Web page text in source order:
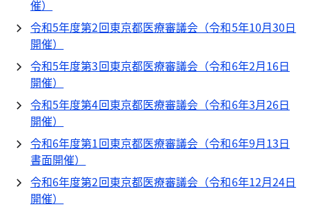
催）
令和5年度第2回東京都医療審議会（令和5年10月30日
開催）
令和5年度第3回東京都医療審議会（令和6年2月16日
開催）
令和5年度第4回東京都医療審議会（令和6年3月26日
開催）
令和6年度第1回東京都医療審議会（令和6年9月13日
書面開催）
令和6年度第2回東京都医療審議会（令和6年12月24日
開催）